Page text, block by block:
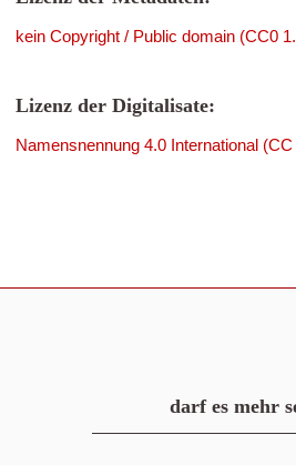
kein Copyright / Public domain (CC0
Lizenz der Digitalisate:
Namensnennung 4.0 International
darf es mehr